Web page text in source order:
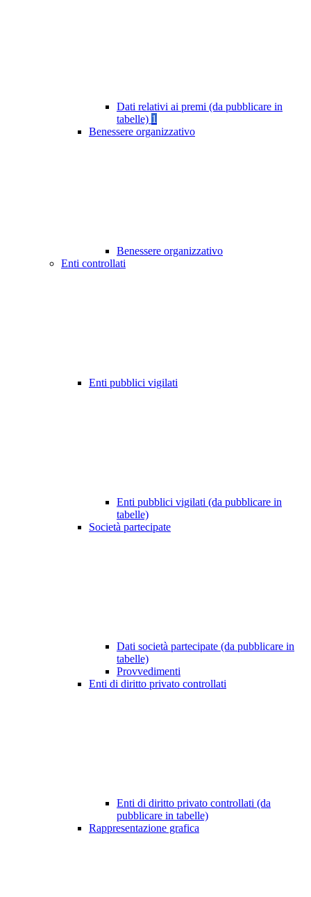
Dati relativi ai premi (da pubblicare in
tabelle) 1
Benessere organizzativo
Benessere organizzativo
Enti controllati
Enti pubblici vigilati
Enti pubblici vigilati (da pubblicare in
tabelle)
Società partecipate
Dati società partecipate (da pubblicare in
tabelle)
Provvedimenti
Enti di diritto privato controllati
Enti di diritto privato controllati (da
pubblicare in tabelle)
Rappresentazione grafica